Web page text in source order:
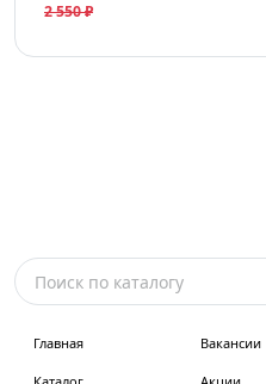
2 550 ₽
Главная Вакансии